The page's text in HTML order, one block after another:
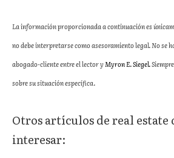
La información proporcionada a continuación es
no debe interpretarse como asesoramiento legal. No se
abogado-cliente entre el lector yMyron E. Siegel.
sobre su situación específica.
Otros artículos de real estate
interesar: